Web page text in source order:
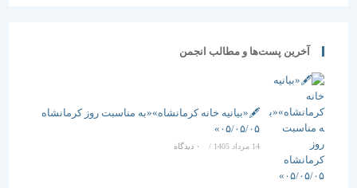
آخرین پست‌ها و مطالب انجمن
🖋️«بیانیه خانه کرمانشاه»«به مناسبت روز کرمانشاه
۰۵/۰۵/۰۵»
/ ۰ دیدگاه